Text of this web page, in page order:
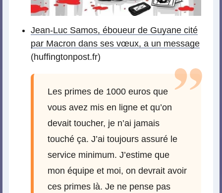
Jean-Luc Samos, éboueur de Guyane cité
par Macron dans ses vœux, a un message
(huffingtonpost.fr)
Les primes de 1000 euros que
vous avez mis en ligne et qu’on
devait toucher, je n’ai jamais
touché ça. J’ai toujours assuré le
service minimum. J’estime que
mon équipe et moi, on devrait avoir
ces primes là. Je ne pense pas